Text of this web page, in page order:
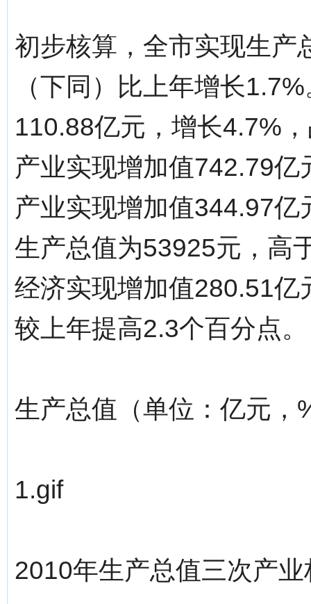
初步核算，全市实现生产
（下同）比上年增长
110.88亿元，增长4.7%
产业实现增加值742.79
产业实现增加值344.97
生产总值为53925元，高
经济实现增加值280.51
较上年提高2.3个百分点。
生产总值（单位：亿元，
1.gif
2010年生产总值三次产业